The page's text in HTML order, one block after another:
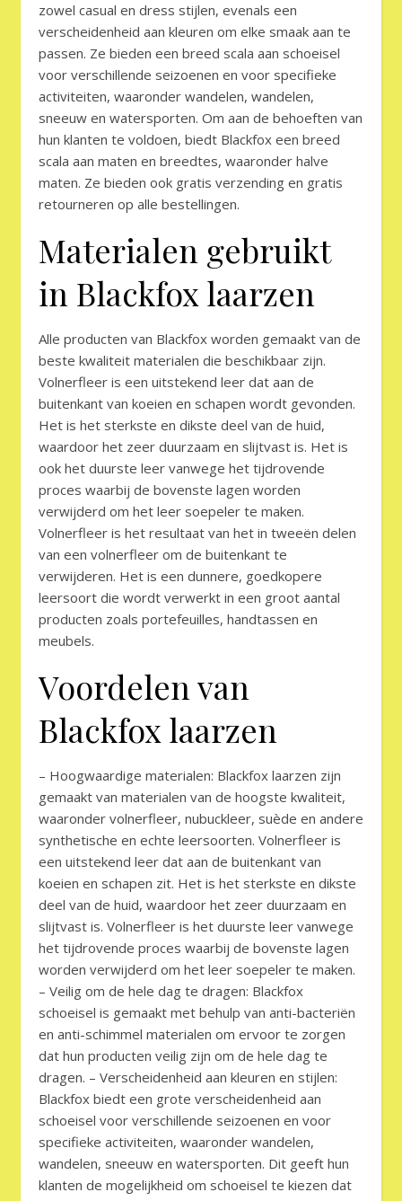
zowel casual en dress stijlen, evenals een
verscheidenheid aan kleuren om elke smaak aan te
passen. Ze bieden een breed scala aan schoeisel
voor verschillende seizoenen en voor specifieke
activiteiten, waaronder wandelen, wandelen,
sneeuw en watersporten. Om aan de behoeften van
hun klanten te voldoen, biedt Blackfox een breed
scala aan maten en breedtes, waaronder halve
maten. Ze bieden ook gratis verzending en gratis
retourneren op alle bestellingen.
Materialen gebruikt
in Blackfox laarzen
Alle producten van Blackfox worden gemaakt van de
beste kwaliteit materialen die beschikbaar zijn.
Volnerfleer is een uitstekend leer dat aan de
buitenkant van koeien en schapen wordt gevonden.
Het is het sterkste en dikste deel van de huid,
waardoor het zeer duurzaam en slijtvast is. Het is
ook het duurste leer vanwege het tijdrovende
proces waarbij de bovenste lagen worden
verwijderd om het leer soepeler te maken.
Volnerfleer is het resultaat van het in tweeën delen
van een volnerfleer om de buitenkant te
verwijderen. Het is een dunnere, goedkopere
leersoort die wordt verwerkt in een groot aantal
producten zoals portefeuilles, handtassen en
meubels.
Voordelen van
Blackfox laarzen
– Hoogwaardige materialen: Blackfox laarzen zijn
gemaakt van materialen van de hoogste kwaliteit,
waaronder volnerfleer, nubuckleer, suède en andere
synthetische en echte leersoorten. Volnerfleer is
een uitstekend leer dat aan de buitenkant van
koeien en schapen zit. Het is het sterkste en dikste
deel van de huid, waardoor het zeer duurzaam en
slijtvast is. Volnerfleer is het duurste leer vanwege
het tijdrovende proces waarbij de bovenste lagen
worden verwijderd om het leer soepeler te maken.
– Veilig om de hele dag te dragen: Blackfox
schoeisel is gemaakt met behulp van anti-bacteriën
en anti-schimmel materialen om ervoor te zorgen
dat hun producten veilig zijn om de hele dag te
dragen. – Verscheidenheid aan kleuren en stijlen:
Blackfox biedt een grote verscheidenheid aan
schoeisel voor verschillende seizoenen en voor
specifieke activiteiten, waaronder wandelen,
wandelen, sneeuw en watersporten. Dit geeft hun
klanten de mogelijkheid om schoeisel te kiezen dat